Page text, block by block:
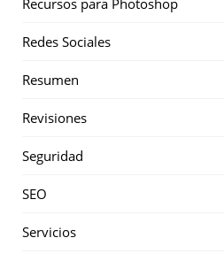
Redes Sociales
Resumen
Revisiones
Seguridad
SEO
Servicios